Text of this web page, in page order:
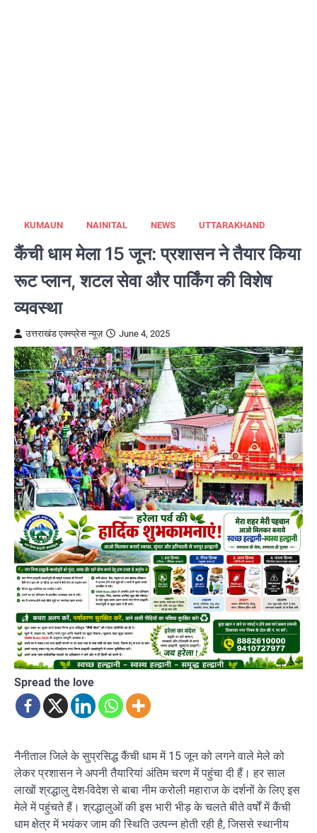
KUMAUN NAINITAL NEWS UTTARAKHAND
कैंची धाम मेला 15 जून: प्रशासन ने तैयार किया
रूट प्लान, शटल सेवा और पार्किंग की विशेष
व्यवस्था
उत्तराखंड एक्स्प्रेस न्यूज़ June 4, 2025
Spread the love
नैनीताल जिले के सुप्रसिद्ध कैंची धाम में 15 जून को लगने वाले मेले को
लेकर प्रशासन ने अपनी तैयारियां अंतिम चरण में पहुंचा दी हैं। हर साल
लाखों श्रद्धालु देश-विदेश से बाबा नीम करोली महाराज के दर्शनों के लिए इस
मेले में पहुंचते हैं। श्रद्धालुओं की इस भारी भीड़ के चलते बीते वर्षों में कैंची
धाम क्षेत्र में भयंकर जाम की स्थिति उत्पन्न होती रही है, जिससे स्थानीय